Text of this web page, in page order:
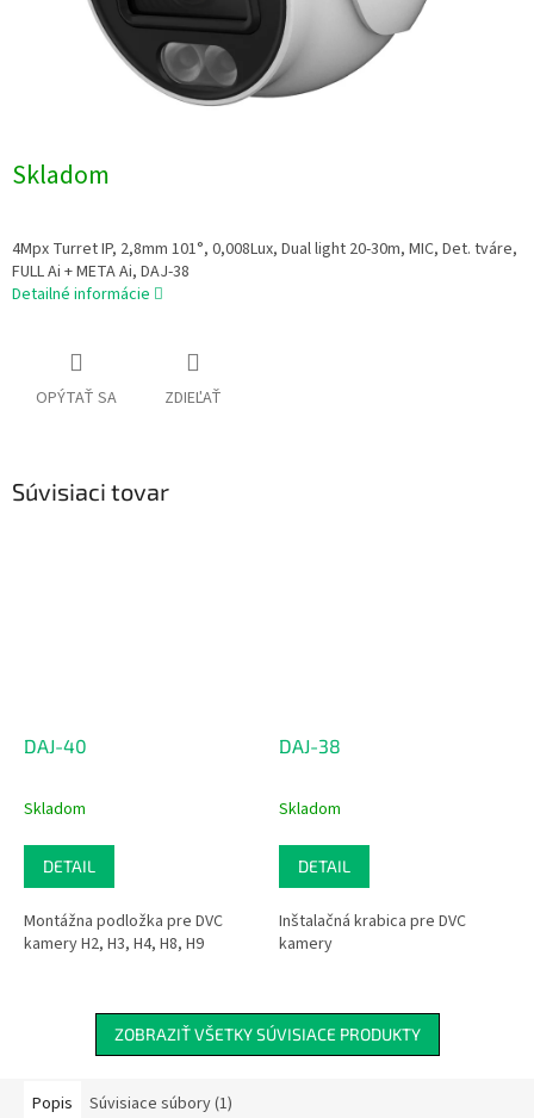
Skladom
4Mpx Turret IP, 2,8mm 101°, 0,008Lux, Dual light 20-30m, MIC, Det. tváre,
FULL Ai + META Ai, DAJ-38
Detailné informácie
OPÝTAŤ SA ZDIEĽAŤ
Súvisiaci tovar
DAJ-40
Skladom
DETAIL
Montážna podložka pre DVC
kamery H2, H3, H4, H8, H9
DAJ-38
Skladom
DETAIL
Inštalačná krabica pre DVC
kamery
ZOBRAZIŤ VŠETKY SÚVISIACE PRODUKTY
Popis Súvisiace súbory (1)